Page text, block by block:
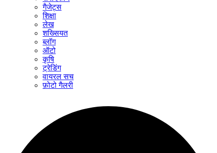
गैजेट्स
शिक्षा
लेख
शख्सियत
ब्लॉग
ऑटो
कृषि
ट्रेडिंग
वायरल सच
फ़ोटो गैलरी